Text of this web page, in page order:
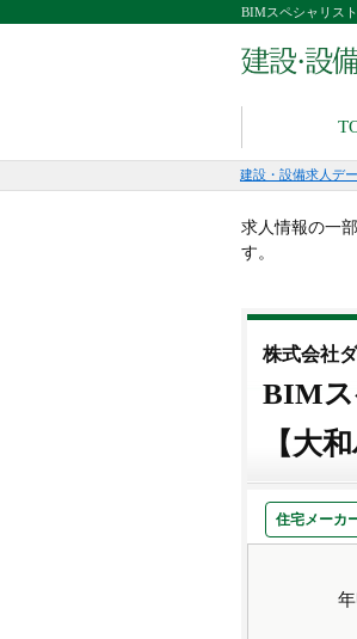
BIMスペシャリス
建設・設備求人デ
求人情報の一
す。
株式会社
BIM
【大
住宅メーカ